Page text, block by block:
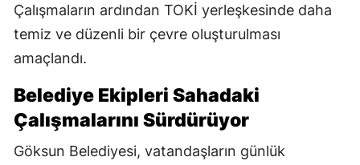
Çalışmaların ardından TOKİ yerleşkesinde daha
temiz ve düzenli bir çevre oluşturulması
amaçlandı.
Belediye Ekipleri Sahadaki
Çalışmalarını Sürdürüyor
Göksun Belediyesi, vatandaşların günlük